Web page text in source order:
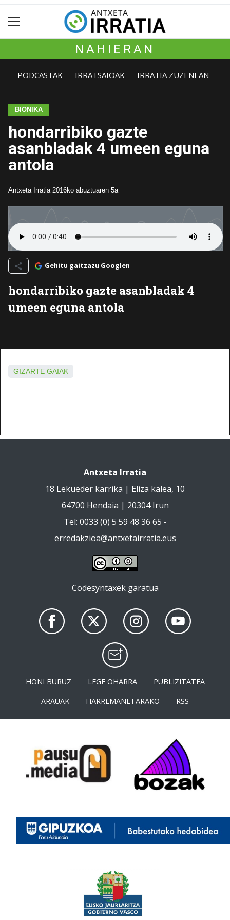
NAHIERAN
PODCASTAK IRRATSAIOAK IRRATIA ZUZENEAN
BIONIKA
hondarribiko gazte
asanbladak 4 umeen eguna
antola
Antxeta Irratia 2016ko abuztuaren 5a
Gehitu gaitzazu Googlen
hondarribiko gazte asanbladak 4
umeen eguna antola
GIZARTE GAIAK
Antxeta Irratia
18 Lekueder karrika | Eliza kalea, 10
64700 Hendaia | 20304 Irun
Tel: 0033 (0) 5 59 48 36 65 -
erredakzioa@antxetairratia.eus
Codesyntaxek garatua
HONI BURUZ LEGE OHARRA
PUBLIZITATEA
ARAUAK
HARREMANETARAKO RSS